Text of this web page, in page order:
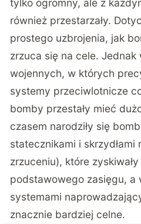
tylko ogromny, ale z
również przestarzały.
prostego uzbrojenia, jak
zrzuca się na cele. Jednak
wojennych, w których
systemy przeciwlotnicze
bomby przestały mieć
czasem narodziły się
statecznikami i skrzydłami
zrzuceniu), które
podstawowego zasięgu, a
systemami
znacznie bardziej celne.